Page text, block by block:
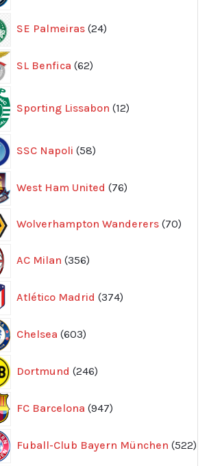
SE Palmeiras 24
produkter
SL Benfica 62
produkter
Sporting Lissabon 12produkter
SSC Napoli 58
produkter
West Ham United 76
produkter
Wolverhampton Wanderers 70
AC Milan 356
produkter
Atlético Madrid 374
produkter
Chelsea 603
produkter
Dortmund 246
produkter
FC Barcelona 947
produkter
Fuball-Club Bayern München 522